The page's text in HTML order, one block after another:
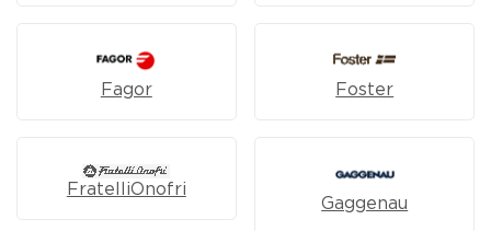
Fagor Foster
FratelliOnofri
Gaggenau